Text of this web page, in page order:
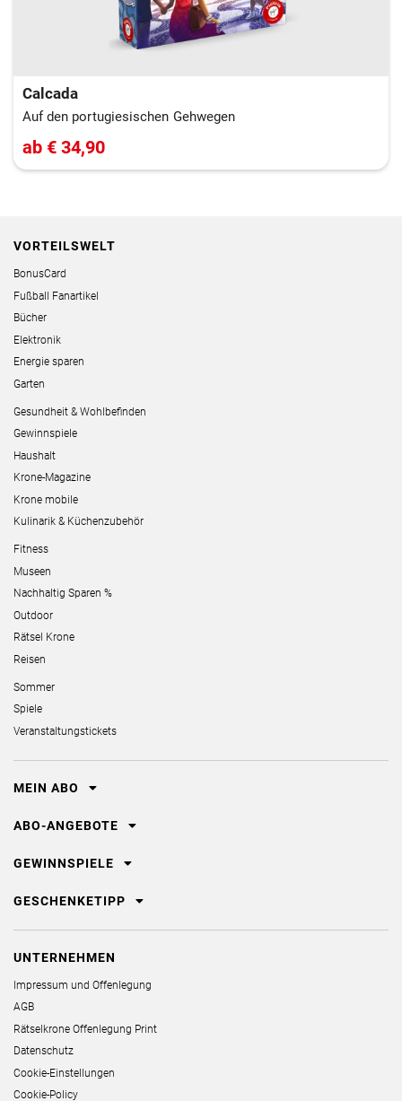
Calcada
Auf den portugiesischen Gehwegen
ab € 34,90
VORTEILSWELT
BonusCard
Fußball Fanartikel
Bücher
Elektronik
Energie sparen
Garten
Gesundheit & Wohlbefinden
Gewinnspiele
Haushalt
Krone-Magazine
Krone mobile
Kulinarik & Küchenzubehör
Fitness
Museen
Nachhaltig Sparen %
Outdoor
Rätsel Krone
Reisen
Sommer
Spiele
Veranstaltungstickets
MEIN ABO
ABO-ANGEBOTE
GEWINNSPIELE
GESCHENKETIPP
UNTERNEHMEN
Impressum und Offenlegung
AGB
Rätselkrone Offenlegung Print
Datenschutz
Cookie-Einstellungen
Cookie-Policy